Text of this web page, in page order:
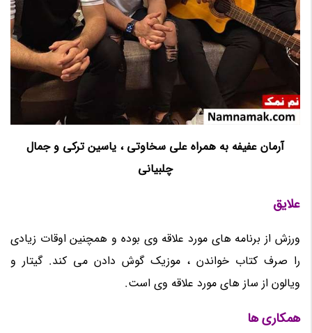
آرمان عفیفه به همراه علی سخاوتی ، یاسین ترکی و جمال
چلبیانی
علایق
ورزش از برنامه های مورد علاقه وی بوده و همچنین اوقات زیادی
را صرف کتاب خواندن ، موزیک گوش دادن می کند. گیتار و
ویالون از ساز های مورد علاقه وی است.
همکاری ها